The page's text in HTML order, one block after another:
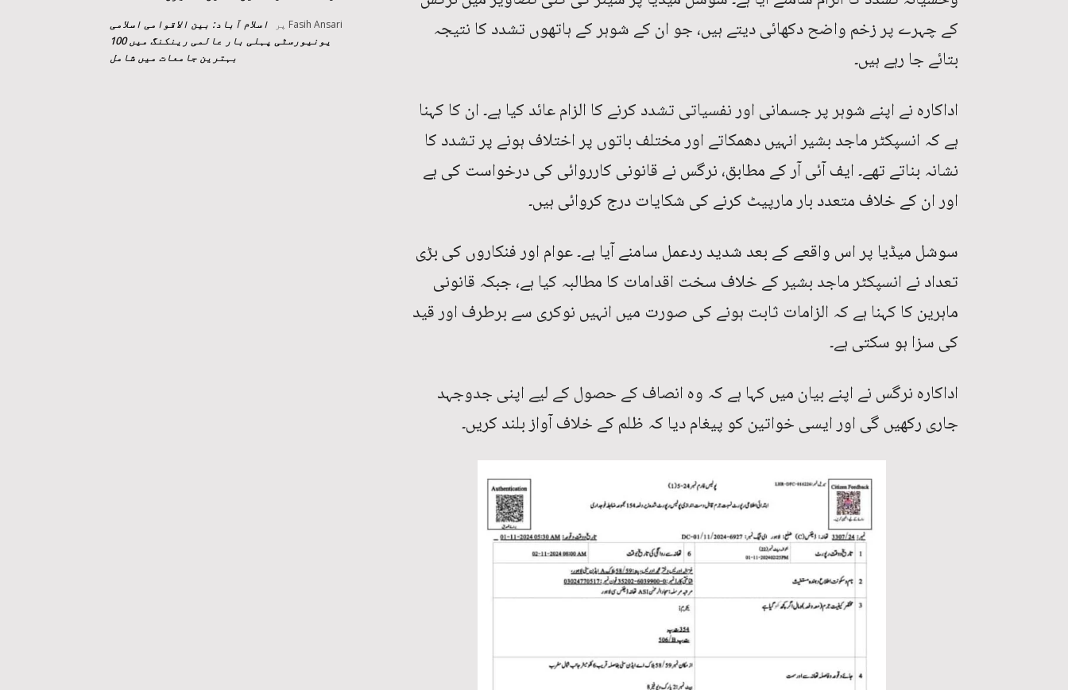
کے چہرے پر زخم واضح دکھائی دیتے ہیں، جو ان کے شوہر کے ہاتھوں تشدد کا نتیجہ
بتائے جا رہے ہیں۔
اداکارہ نے اپنے شوہر پر جسمانی اور نفسیاتی تشدد کرنے کا الزام عائد کیا ہے۔ ان کا کہنا
ہے کہ انسپکٹر ماجد بشیر انہیں دھمکاتے اور مختلف باتوں پر اختلاف ہونے پر تشدد کا
نشانہ بناتے تھے۔ ایف آئی آر کے مطابق، نرگس نے قانونی کارروائی کی درخواست کی ہے
اور ان کے خلاف متعدد بار مارپیٹ کرنے کی شکایات درج کروائی ہیں۔
سوشل میڈیا پر اس واقعے کے بعد شدید ردعمل سامنے آیا ہے۔ عوام اور فنکاروں کی بڑی
تعداد نے انسپکٹر ماجد بشیر کے خلاف سخت اقدامات کا مطالبہ کیا ہے، جبکہ قانونی
ماہرین کا کہنا ہے کہ الزامات ثابت ہونے کی صورت میں انہیں نوکری سے برطرف اور قید
کی سزا ہو سکتی ہے۔
اداکارہ نرگس نے اپنے بیان میں کہا ہے کہ وہ انصاف کے حصول کے لیے اپنی جدوجہد
جاری رکھیں گی اور ایسی خواتین کو پیغام دیا کہ ظلم کے خلاف آواز بلند کریں۔
Fasih Ansari پر
اسلام آباد: بین الاقوامی اسلامی
یونیورسٹی پہلی بار عالمی رینکنگ میں 100
بہترین جامعات میں شامل